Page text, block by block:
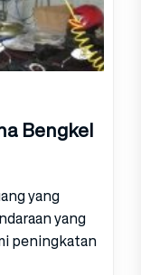
Bengkel
yang
yang
peningkatan